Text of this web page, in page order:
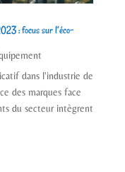
: focus sur l’éco-
dans l'industrie de
des marques face
du secteur intègrent